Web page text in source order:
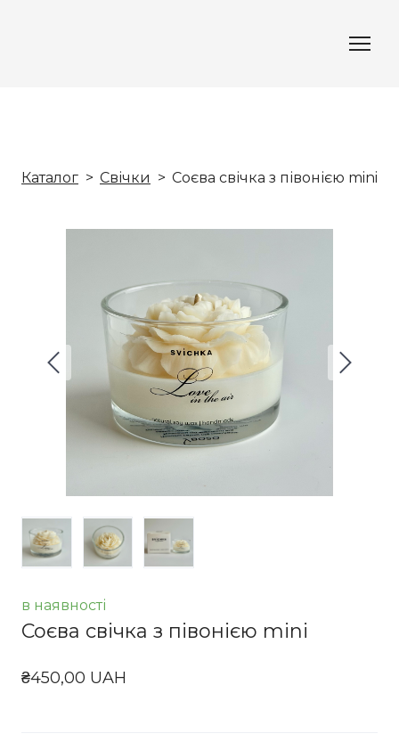
Каталог Cвічки Соєва свічка з півонією mini
в наявності
Соєва свічка з півонією mini
₴450,00 UAH